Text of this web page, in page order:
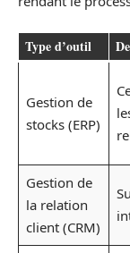
Type d’outil
Gestion de
stocks (ERP)
Gestion de
la relation
client (CRM)